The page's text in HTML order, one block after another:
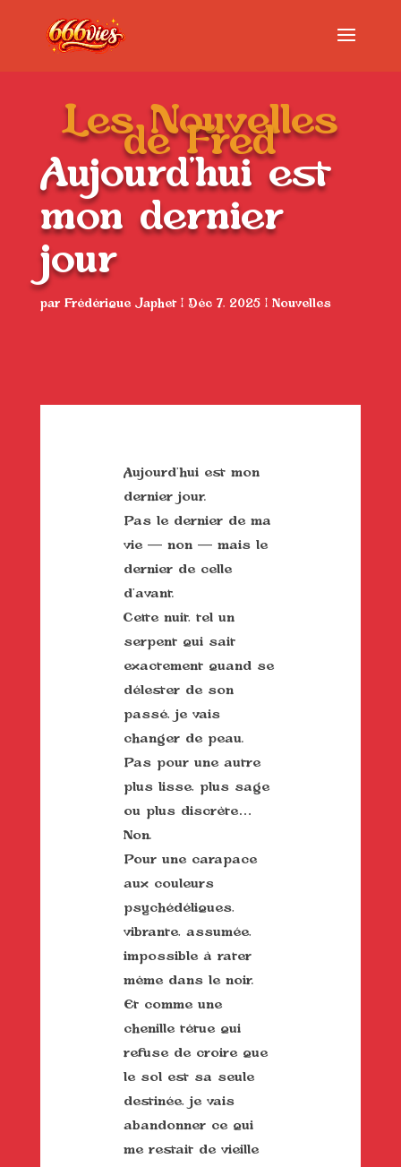
Les Nouvelles
de Fred
Aujourd’hui est
mon dernier
jour
par Frédérique Japhet| Déc 7, 2025| Nouvelles
Aujourd’hui est mon
dernier jour.
Pas le dernier de ma
vie — non — mais le
dernier de celle
d’avant.
Cette nuit, tel un
serpent qui sait
exactement quand se
délester de son
passé, je vais
changer de peau.
Pas pour une autre
plus lisse, plus sage
ou plus discrète…
Non.
Pour une carapace
aux couleurs
psychédéliques,
vibrante, assumée,
impossible à rater
même dans le noir.
Et comme une
chenille têtue qui
refuse de croire que
le sol est sa seule
destinée, je vais
abandonner ce qui
me restait de vieille